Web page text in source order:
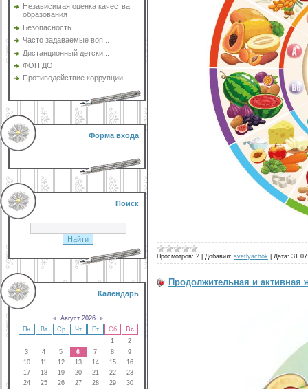
Независимая оценка качества
образования
Безопасность
Часто задаваемые воп...
Дистанционный детски...
ФОП ДО
Противодействие коррупции
Форма входа
Поиск
Календарь
« Август 2026 »
Пн
Вт Ср Чт Пт Сб
Вс
1
2
3
4 5 6 7 8
9
10
11 12 13 14 15
16
17
18 19 20 21 22
23
24
25 26 27 28 29
30
Просмотров: 2 Добавил: svetlyachok Дата:
Продолжительная и активная